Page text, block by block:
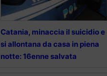
Catania, minaccia il suicidio e
si allontana da casa in piena
notte: 16enne salvata